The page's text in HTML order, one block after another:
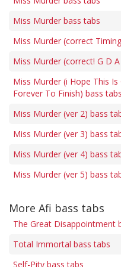
Miss Murder bass tabs
Miss Murder (correct
Miss Murder (correct! G D
Miss Murder (i Hope This
Forever To Finish) bass tabs
Miss Murder (ver 2) bass
Miss Murder (ver 3) bass
Miss Murder (ver 4) bass
Miss Murder (ver 5) bass
More Afi bass tabs
The Great Disappointment
Total Immortal bass tabs
Self-Pity bass tabs